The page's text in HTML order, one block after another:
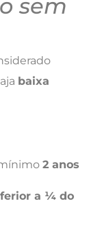
sem
baixa
2 anos
a ¼ do